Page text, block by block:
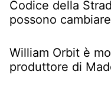
Codice della
possono
William Orbit è
produttore di